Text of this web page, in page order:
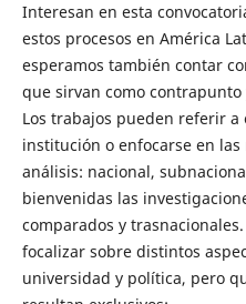
Interesan en esta
estos procesos en América
esperamos también contar
que sirvan como
Los trabajos pueden referir a
institución o enfocarse en las
análisis: nacional,
bienvenidas las
comparados y
focalizar sobre distintos
universidad y política, pero